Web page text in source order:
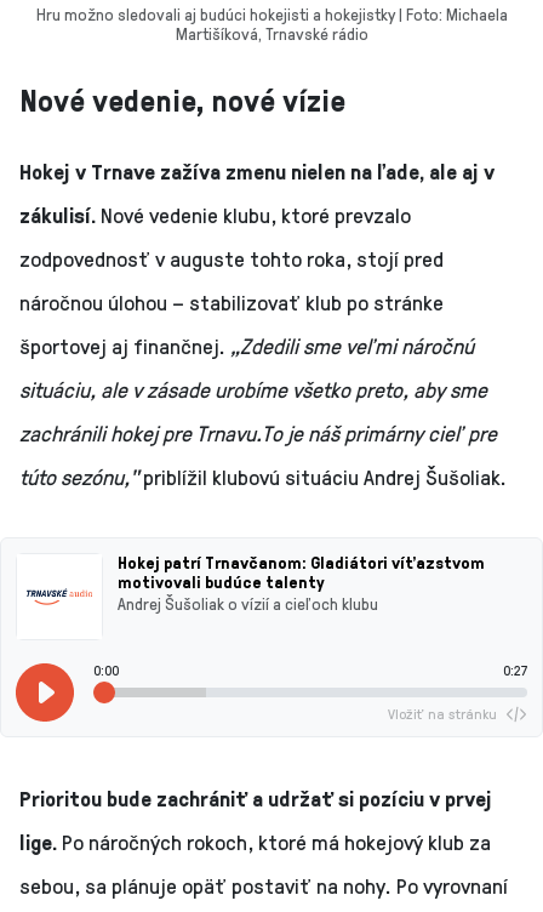
Hru možno sledovali aj budúci hokejisti a hokejistky | Foto: Michaela
Martišíková, Trnavské rádio
Nové vedenie, nové vízie
Hokej v Trnave zažíva zmenu nielen na ľade, ale aj v
zákulisí. Nové vedenie klubu, ktoré prevzalo
zodpovednosť v auguste tohto roka, stojí pred
náročnou úlohou – stabilizovať klub po stránke
športovej aj finančnej. „Zdedili sme veľmi náročnú
situáciu, ale v zásade urobíme všetko preto, aby sme
zachránili hokej pre Trnavu.To je náš primárny cieľ pre
túto sezónu,"priblížil klubovú situáciu Andrej Šušoliak.
Hokej patrí Trnavčanom: Gladiátori víťazstvom
motivovali budúce talenty
Andrej Šušoliak o vízií a cieľoch klubu
0:00 0:27
Vložiť na stránku
Prioritou bude zachrániť a udržať si pozíciu v prvej
lige. Po náročných rokoch, ktoré má hokejový klub za
sebou, sa plánuje opäť postaviť na nohy. Po vyrovnaní